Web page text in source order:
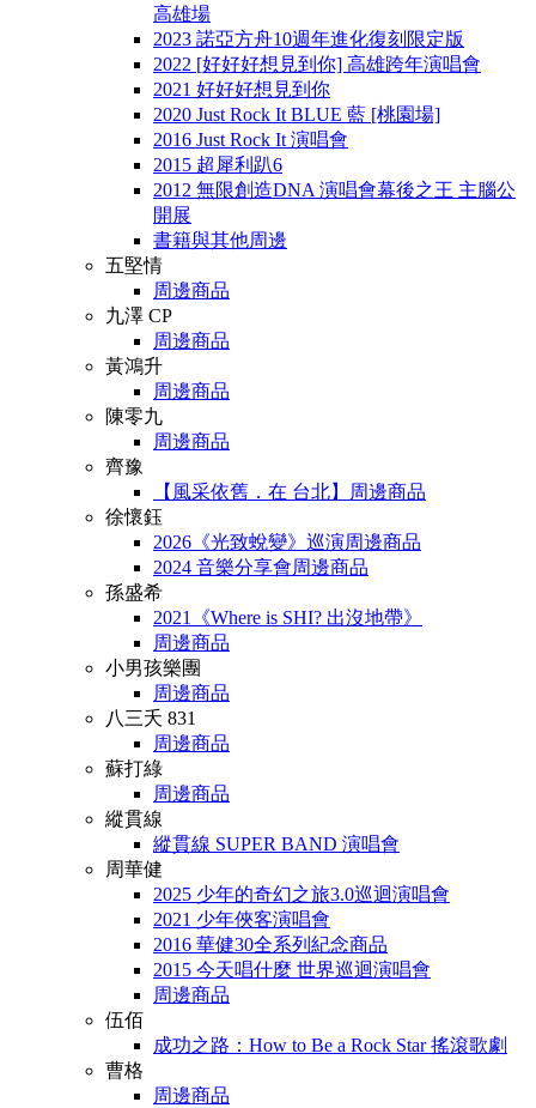
高雄場
2023 諾亞方舟10週年進化復刻限定版
2022 [好好好想見到你] 高雄跨年演唱會
2021 好好好想見到你
2020 Just Rock It BLUE 藍 [桃園場]
2016 Just Rock It 演唱會
2015 超犀利趴6
2012 無限創造DNA 演唱會幕後之王 主腦公
開展
書籍與其他周邊
五堅情
周邊商品
九澤 CP
周邊商品
黃鴻升
周邊商品
陳零九
周邊商品
齊豫
【風采依舊．在 台北】周邊商品
徐懷鈺
2026《光致蛻變》巡演周邊商品
2024 音樂分享會周邊商品
孫盛希
2021《Where is SHI? 出沒地帶》
周邊商品
小男孩樂團
周邊商品
八三夭 831
周邊商品
蘇打綠
周邊商品
縱貫線
縱貫線 SUPER BAND 演唱會
周華健
2025 少年的奇幻之旅3.0巡迴演唱會
2021 少年俠客演唱會
2016 華健30全系列紀念商品
2015 今天唱什麼 世界巡迴演唱會
周邊商品
伍佰
成功之路：How to Be a Rock Star 搖滾歌劇
曹格
周邊商品